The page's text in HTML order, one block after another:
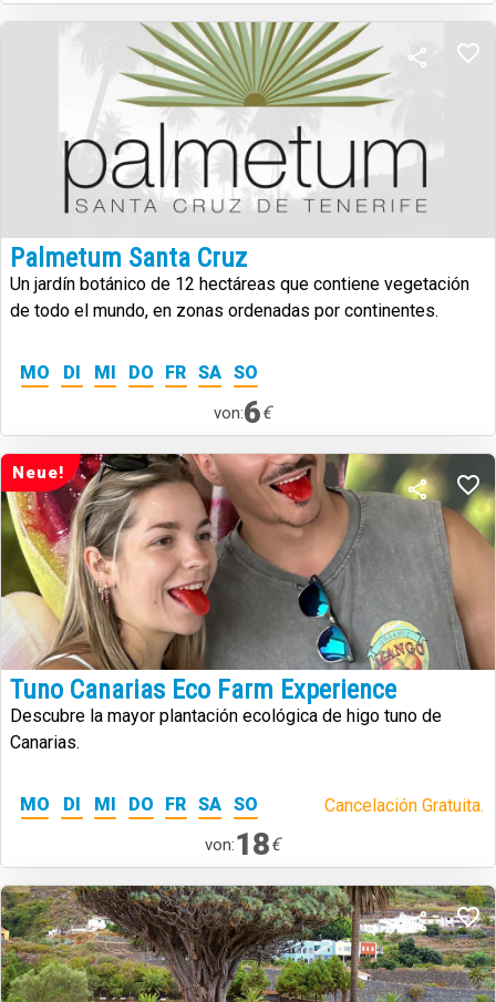
Palmetum Santa Cruz
Un jardín botánico de 12 hectáreas que contiene vegetación
de todo el mundo, en zonas ordenadas por continentes.
MO DI MI DO FR SA SO
von:6€
Neue!
Tuno Canarias Eco Farm Experience
Descubre la mayor plantación ecológica de higo tuno de
Canarias.
MO DI MI DO FR SA SO Cancelación Gratuita.
von:18€